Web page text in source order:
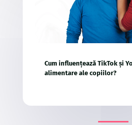
Cum influențează TikTok și
alimentare ale copiilor?